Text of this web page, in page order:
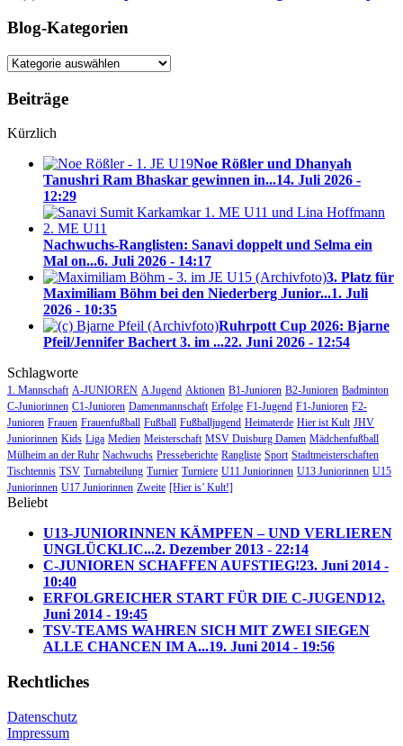
Blog-Kategorien
Blog-
Beiträge
Kürzlich
Noe Rößler und Dhanyah
Tanushri Ram Bhaskar gewinnen in...14. Juli 2026 -
12:29
Nachwuchs-Ranglisten: Sanavi doppelt und Selma ein
Mal on...6. Juli 2026 - 14:17
3. Platz für
Maximiliam Böhm bei den Niederberg Junior...1. Juli
2026 - 10:35
Ruhrpott Cup 2026: Bjarne
Pfeil/Jennifer Bachert 3. im ...22. Juni 2026 - 12:54
Schlagworte
1. Mannschaft A-JUNIOREN A Jugend Aktionen B1-Junioren B2-Junioren Badminton
C-Juniorinnen C1-Junioren Damenmannschaft Erfolge F1-Jugend F1-Junioren F2-
Junioren Frauen Frauenfußball Fußball Fußballjugend Heimaterde Hier ist Kult JHV
Juniorinnen Kids Liga Medien Meisterschaft MSV Duisburg Damen Mädchenfußball
Mülheim an der Ruhr Nachwuchs Presseberichte Rangliste Sport Stadtmeisterschaften
Tischtennis TSV Turnabteilung Turnier Turniere U11 Juniorinnen U13 Juniorinnen U15
Juniorinnen U17 Juniorinnen Zweite [Hier is’ Kult!]
Beliebt
U13-JUNIORINNEN KÄMPFEN – UND VERLIEREN
UNGLÜCKLIC...2. Dezember 2013 - 22:14
C-JUNIOREN SCHAFFEN AUFSTIEG!23. Juni 2014 -
10:40
ERFOLGREICHER START FÜR DIE C-JUGEND12.
Juni 2014 - 19:45
TSV-TEAMS WAHREN SICH MIT ZWEI SIEGEN
ALLE CHANCEN IM A...19. Juni 2014 - 19:56
Rechtliches
Datenschutz
Impressum